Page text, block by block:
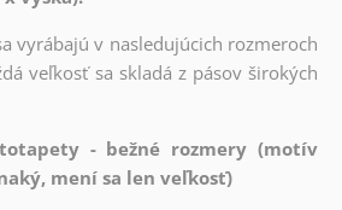
vyrábajú v nasledujúcich rozmeroch
veľkosť sa skladá z pásov širokých
- bežné rozmery (motív
mení sa len veľkosť)